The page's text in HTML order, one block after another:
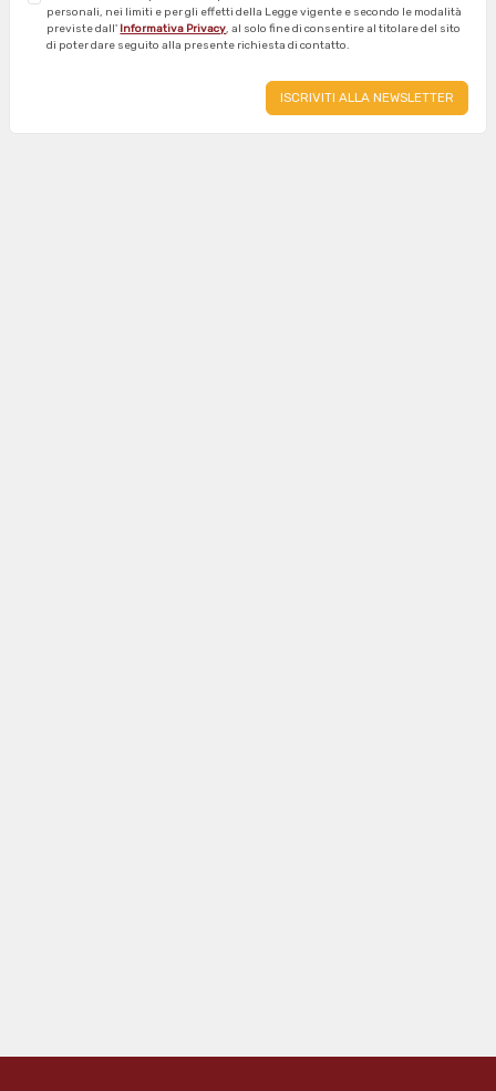
personali, nei limiti e per gli effetti della Legge vigente e secondo le modalità
previste dall' Informativa Privacy, al solo fine di consentire al titolare del sito
di poter dare seguito alla presente richiesta di contatto.